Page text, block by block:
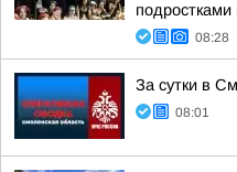
подростками
08:28
За сутки в
08:01